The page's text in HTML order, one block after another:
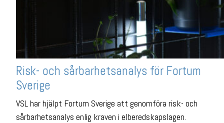
Risk- och sårbarhetsanalys för Fortum
Sverige
VSL har hjälpt Fortum Sverige att genomföra risk- och
sårbarhetsanalys enlig kraven i elberedskapslagen.